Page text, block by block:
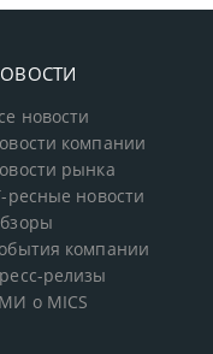
новости
компании
рынка
ресные новости
компании
релизы
о MICS